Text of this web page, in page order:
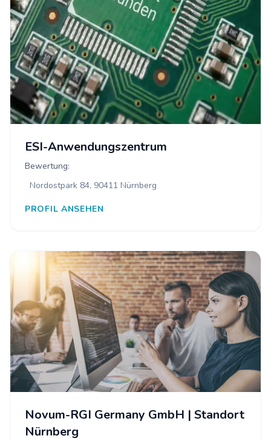
ESI-Anwendungszentrum
Bewertung:
Nordostpark 84, 90411 Nürnberg
PROFIL ANSEHEN
Novum-RGI Germany GmbH | Standort
Nürnberg